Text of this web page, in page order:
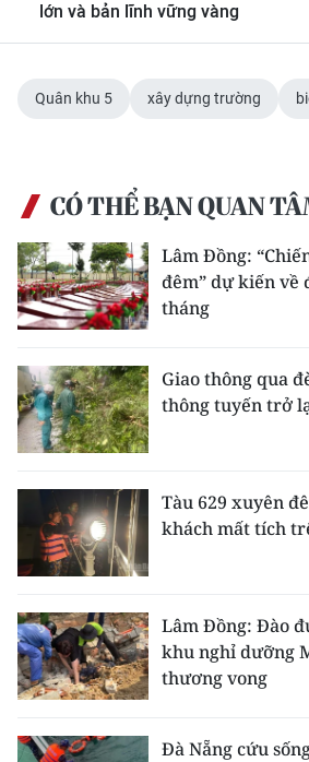
lớn và bản lĩnh vững vàng
Quân khu 5 xây dựng trường
CÓ THỂ BẠN QUAN
Lâm Đồng:
đêm” dự kiến về
tháng
Giao thông qua
thông tuyến trở
Tàu 629 xuyên
khách mất tích
Lâm Đồng: Đào
khu nghỉ dưỡng
thương vong
Đà Nẵng cứu